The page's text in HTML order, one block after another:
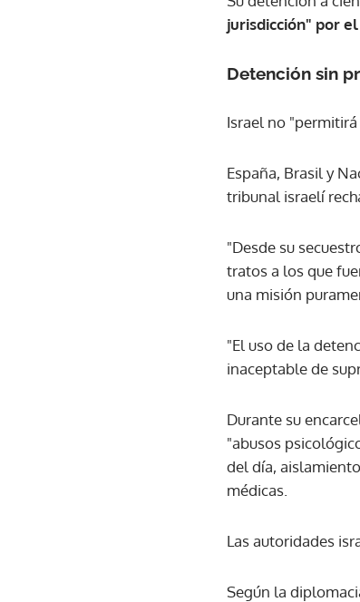
jurisdicción" por
Detención sin
Israel no
España, Brasil y
tribunal israelí
"Desde su
tratos a los que
una misión
"El uso de la
inaceptable de
Durante su
"abusos
del día,
médicas.
Las autoridades
Según la